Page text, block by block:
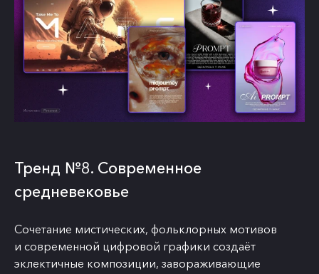
Тренд №8. Современное
средневековье
Сочетание мистических, фольклорных мотивов
и современной цифровой графики создаёт
эклектичные композиции, завораживающие